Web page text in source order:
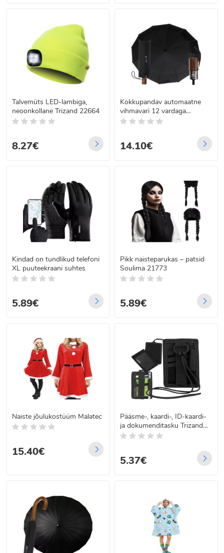
Talvemüts LED-lambiga,
neoonkollane Trizand 22664
8.27€
Kokkupandav automaatne
vihmavari 12 vardaga
Malatec 19368
14.10€
Kindad on tundlikud telefoni
XL puuteekraani suhtes
5.89€
Pikk naisteparukas – patsid
Soulima 21773
5.89€
Naiste jõulukostüüm Malatec
15.40€
Pääsme-, kaardi-, ID-kaardi-
ja dokumenditasku Trizand
23029
5.37€